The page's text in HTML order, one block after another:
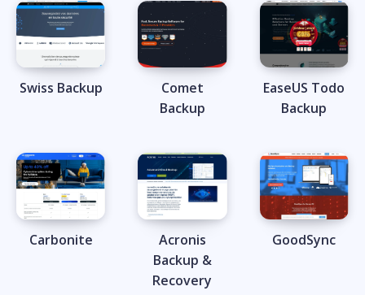
Swiss Backup
Comet
Backup
EaseUS Todo
Backup
Carbonite
Acronis
Backup &
Recovery
GoodSync